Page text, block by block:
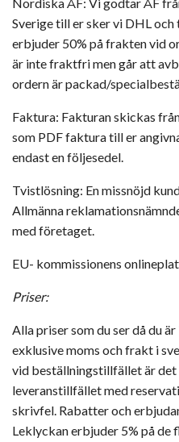
Sverige till er sker vi DHL
erbjuder 50% på frakten vid
är inte fraktfri men går att
ordern är packad/
Faktura: Fakturan skickas
som PDF faktura till er
endast en följesedel.
Tvistlösning: En missnöjd
Allmänna
med företaget.
EU- kommissionens
Priser:
Alla priser som du ser då du
exklusive moms och frakt i
vid beställningstillfället är det
leveranstillfället med
skrivfel. Rabatter och
Leklyckan erbjuder 5% på de